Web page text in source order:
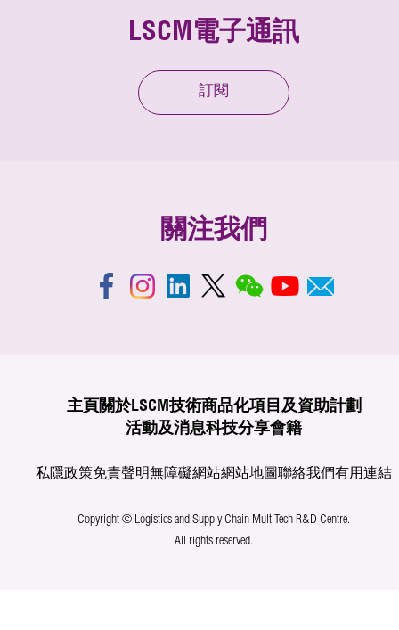
LSCM電子通訊
訂閱
關注我們
主頁 關於LSCM技術商品化項目及資助計劃
活動及消息科技分享會籍
私隱政策免責聲明無障礙網站網站地圖聯絡我們有用連結
Copyright © Logistics and Supply Chain MultiTech R&D Centre.
All rights reserved.